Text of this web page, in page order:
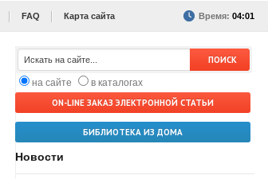
FAQ Карта сайта Время: 04:01
на сайте
в каталогах
ON-LINE ЗАКАЗ ЭЛЕКТРОННОЙ СТАТЬИ
БИБЛИОТЕКА ИЗ ДОМА
Новости